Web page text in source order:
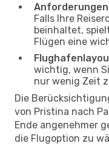
Falls Ihre
beinhaltet,
Flügen eine
wichtig, wenn
nur wenig Zeit
Die
von Pristina nach
Ende angenehmer
die Flugoption zu